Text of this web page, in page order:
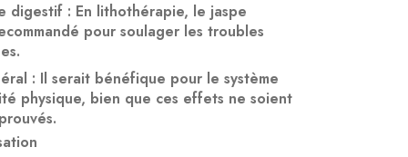
digestif : En lithothérapie, le jaspe
pour soulager les troubles
: Il serait bénéfique pour le système
physique, bien que ces effets ne soient